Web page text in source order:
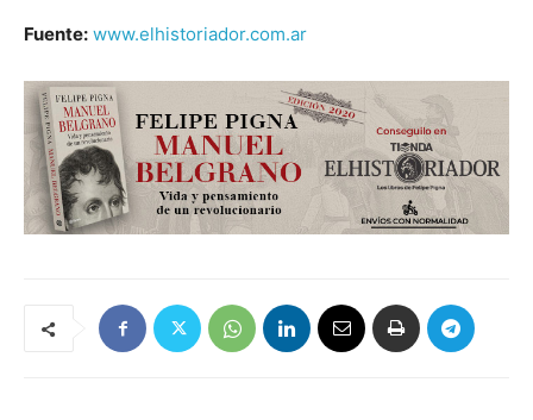
Fuente: www.elhistoriador.com.ar